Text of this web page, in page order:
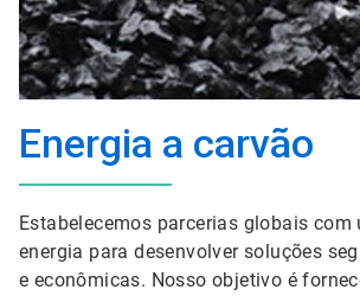
Energia a carvão
Estabelecemos parcerias globais com
energia para desenvolver soluções
e econômicas. Nosso objetivo é